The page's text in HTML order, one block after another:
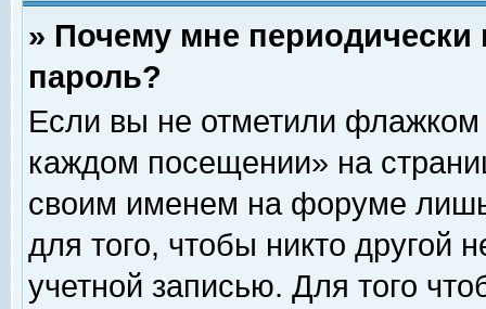
» Почему мне
пароль?
Если вы не отметили флажком
каждом посещении» на
своим именем на форуме
для того, чтобы никто другой
учетной записью. Для того